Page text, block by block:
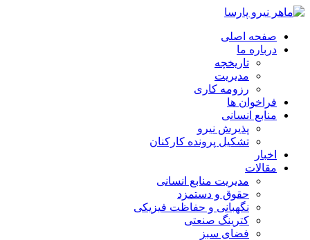
صفحه اصلی
درباره ما
تاریخچه
مدیریت
رزومه کاری
فراخوان ها
منابع انسانی
پذیرش نیرو
تشکیل پرونده کارکنان
اخبار
مقالات
مدیریت منابع انسانی
حقوق و دستمزد
نگهبانی و حفاظت فیزیکی
کترینگ صنعتی
فضای سبز